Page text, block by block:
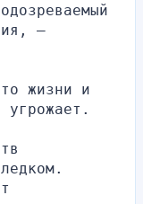
—
жизни и
угрожает.